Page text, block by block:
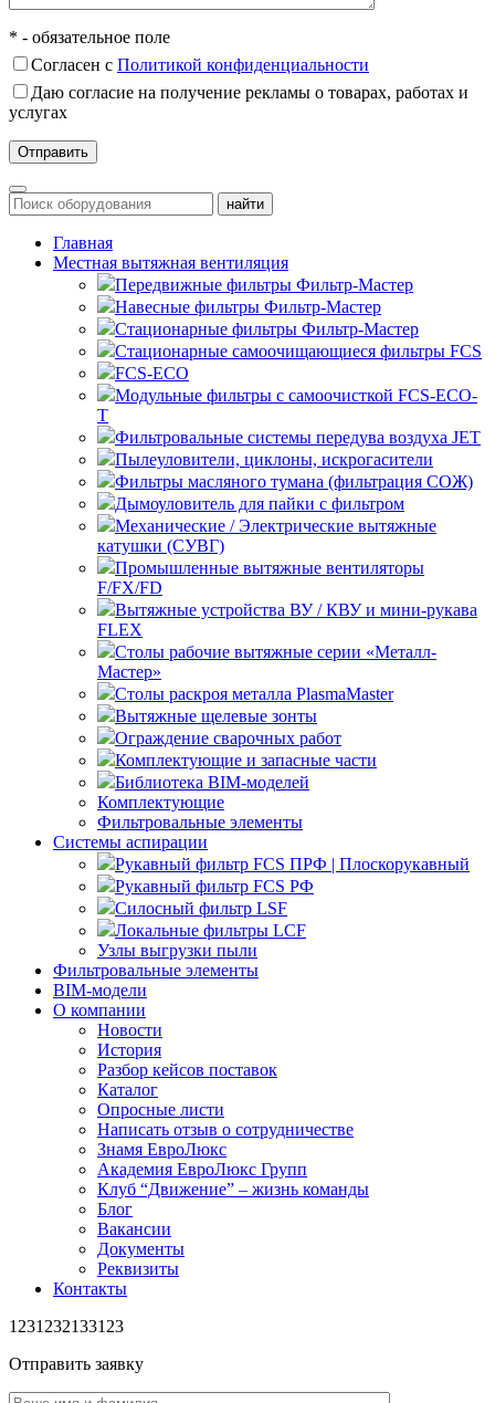
* - обязательное поле
Согласен с Политикой конфиденциальности
Даю согласие на получение рекламы о товарах, работах и
услугах
Главная
Местная вытяжная вентиляция
Передвижные
Навесные
Стационарные
Стационарные самоочищающиеся
FCS
FCS-ECO
Модульные
с самоочисткой FCS-ECO-
T
Фильтровальные системы передува воздуха JET
Пылеуловители, циклоны, искрогасители
Фильтры масляного тумана (фильтрация СОЖ)
Дымоуловитель для пайки с фильтром
Механические / Электрические вытяжные
катушки (СУВГ)
Промышленные вытяжные вентиляторы
F/FX/FD
Вытяжные устройства ВУ / КВУ и мини-рукава
FLEX
Столы рабочие вытяжные серии «Металл-
Мастер»
Столы раскроя металла PlasmaMaster
Вытяжные щелевые зонты
Ограждение сварочных работ
Комплектующие и запасные части
Библиотека BIM-моделей
Комплектующие
Фильтровальные элементы
Системы аспирации
Рукавный фильтр FCS ПРФ | Плоскорукавный
Рукавный фильтр FCS РФ
Силосный фильтр LSF
Локальные фильтры LCF
Узлы выгрузки пыли
Фильтровальные элементы
BIM-модели
О компании
Новости
История
Разбор кейсов поставок
Каталог
Опросные листи
Написать отзыв о сотрудничестве
Знамя ЕвроЛюкс
Академия ЕвроЛюкс Групп
Клуб “Движение” – жизнь команды
Блог
Вакансии
Документы
Реквизиты
Контакты
1231232133123
Отправить заявку